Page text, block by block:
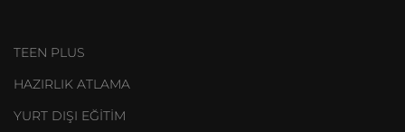
TEEN PLUS
HAZIRLIK ATLAMA
YURT DIŞI EĞİTİM